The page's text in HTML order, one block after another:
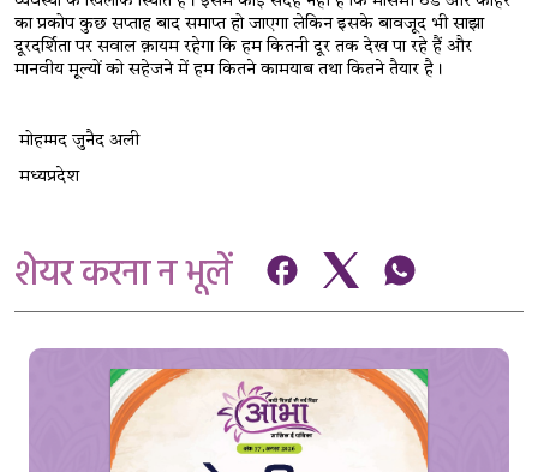
का प्रकोप कुछ सप्ताह बाद समाप्त हो जाएगा लेकिन इसके बावजूद भी साझा
दूरदर्शिता पर सवाल क़ायम रहेगा कि हम कितनी दूर तक देख पा रहे हैं और
मानवीय मूल्यों को सहेजने में हम कितने कामयाब तथा कितने तैयार है।
मोहम्मद जुनैद अली
मध्यप्रदेश
शेयर करना न भूलें